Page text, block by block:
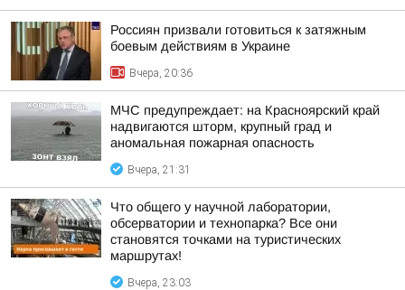
Россиян призвали готовиться к затяжным
боевым действиям в Украине
Вчера, 20:36
МЧС предупреждает: на Красноярский край
надвигаются шторм, крупный град и
аномальная пожарная опасность
Вчера, 21:31
Что общего у научной лаборатории,
обсерватории и технопарка? Все они
становятся точками на туристических
маршрутах!
Вчера, 23:03